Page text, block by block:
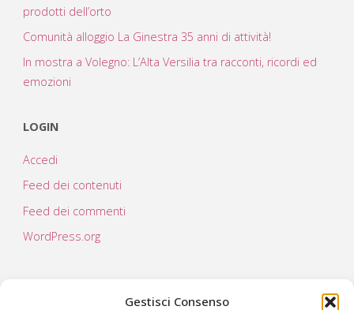
Gestisci Consenso
prodotti dell’orto
Comunità alloggio La Ginestra 35 anni di attività!
In mostra a Volegno: L’Alta Versilia tra racconti, ricordi ed
emozioni
LOGIN
Accedi
Feed dei contenuti
Feed dei commenti
WordPress.org